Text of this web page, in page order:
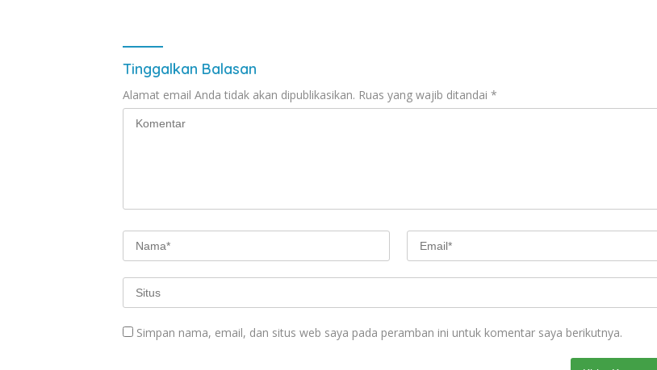
Tinggalkan Balasan
Alamat email Anda tidak akan dipublikasikan. Ruas yang wajib ditandai *
Simpan nama, email, dan situs web saya pada peramban ini untuk komentar saya berikutnya.